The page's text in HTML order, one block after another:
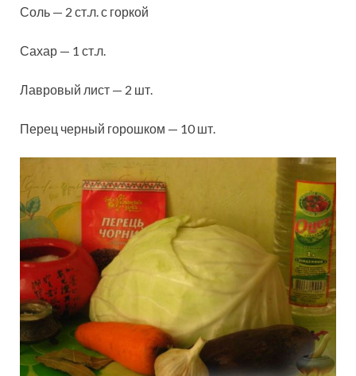
Соль — 2 ст.л. с горкой
Сахар — 1 ст.л.
Лавровый лист — 2 шт.
Перец черный горошком — 10 шт.